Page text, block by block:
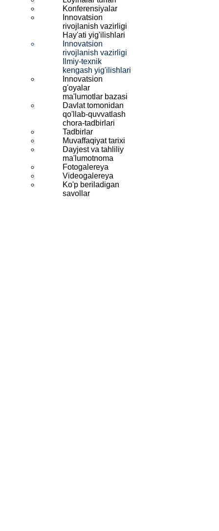
Konferensiyalar
Innovatsion
rivojlanish vazirligi
Hay'ati yig'ilishlari
Innovatsion
rivojlanish vazirligi
Ilmiy-texnik
kengash yig'ilishlari
Innovatsion
g'oyalar
ma'lumotlar bazasi
Davlat tomonidan
qo'llab-quvvatlash
chora-tadbirlari
Tadbirlar
Muvaffaqiyat tarixi
Dayjest va tahliliy
ma'lumotnoma
Fotogalereya
Videogalereya
Ko'p beriladigan
savollar